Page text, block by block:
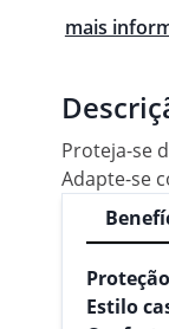
mais
Proteja-se
Adapte-se
Estilo